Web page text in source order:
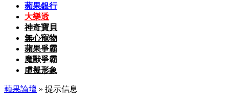
蘋果銀行
大樂透
神奇寶貝
無心寵物
蘋果爭霸
魔獸爭霸
虛擬形象
蘋果論壇 » 提示信息